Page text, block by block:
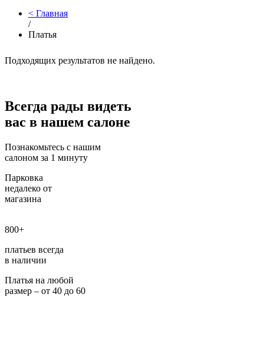
Главная
/
Платья
Подходящих результатов не найдено.
Всегда рады видеть
вас в нашем салоне
Познакомьтесь с нашим
салоном за 1 минуту
Парковка
недалеко от
магазина
800+
платьев всегда
в наличии
Платья на любой
размер – от 40 до 60